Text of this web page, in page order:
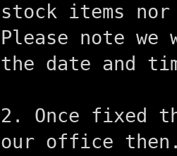
stock items
Please note
the date and
2. Once fixed
our office